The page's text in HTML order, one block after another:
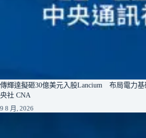
傳輝達擬砸30億美元入股Lancium 布局電力基
央社 CNA
9 8 月, 2026